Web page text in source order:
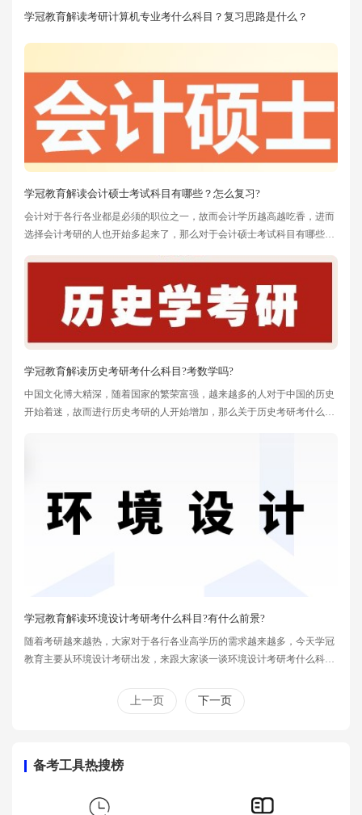
学冠教育解读考研计算机专业考什么科目？复习思路是什么？
学冠教育解读会计硕士考试科目有哪些？怎么复习?
会计对于各行各业都是必须的职位之一，故而会计学历越高越吃香，进而
选择会计考研的人也开始多起来了，那么对于会计硕士考试科目有哪些?
学冠教育解读历史考研考什么科目?考数学吗?
中国文化博大精深，随着国家的繁荣富强，越来越多的人对于中国的历史
开始着迷，故而进行历史考研的人开始增加，那么关于历史考研考什么科
学冠教育解读环境设计考研考什么科目?有什么前景?
随着考研越来越热，大家对于各行各业高学历的需求越来越多，今天学冠
教育主要从环境设计考研出发，来跟大家谈一谈环境设计考研考什么科
上一页 下一页
备考工具热搜榜